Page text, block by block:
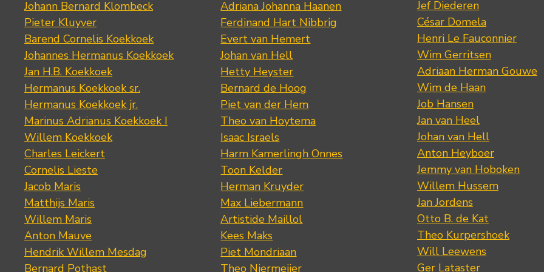
Johann Bernard Klombeck
Pieter Kluyver
Barend Cornelis Koekkoek
Johannes Hermanus Koekkoek
Jan H.B. Koekkoek
Hermanus Koekkoek sr.
Hermanus Koekkoek jr.
Marinus Adrianus Koekkoek I
Willem Koekkoek
Charles Leickert
Cornelis Lieste
Jacob Maris
Matthijs Maris
Willem Maris
Anton Mauve
Hendrik Willem Mesdag
Bernard Pothast
Adriana Johanna Haanen
Ferdinand Hart Nibbrig
Evert van Hemert
Johan van Hell
Hetty Heyster
Bernard de Hoog
Piet van der Hem
Theo van Hoytema
Isaac Israels
Harm Kamerlingh Onnes
Toon Kelder
Herman Kruyder
Max Liebermann
Artistide Maillol
Kees Maks
Piet Mondriaan
Theo Niermeijer
Jef Diederen
César Domela
Henri Le Fauconnier
Wim Gerritsen
Adriaan Herman Gouwe
Wim de Haan
Job Hansen
Jan van Heel
Johan van Hell
Anton Heyboer
Jemmy van Hoboken
Willem Hussem
Jan Jordens
Otto B. de Kat
Theo Kurpershoek
Will Leewens
Ger Lataster